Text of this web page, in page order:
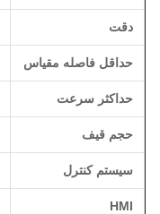
دقت
حداقل فاصله مقیاس
حداکثر سرعت
حجم قیف
سیستم کنترل
HMI